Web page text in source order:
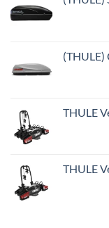
(THULE)
THULE
THULE